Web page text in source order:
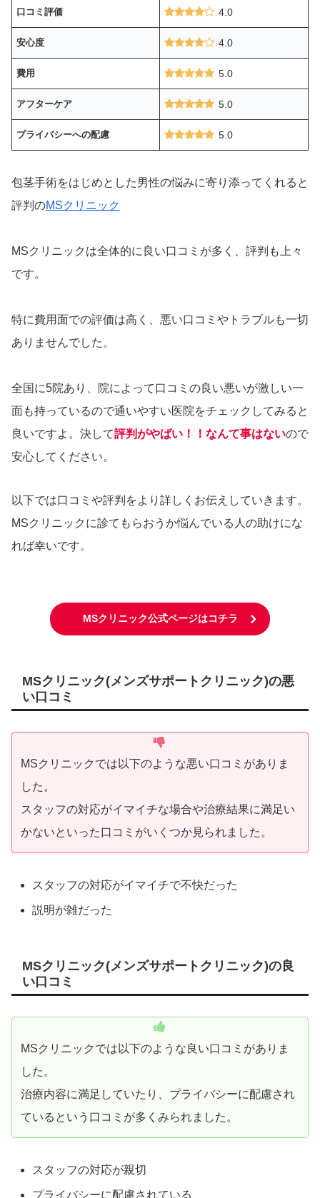
口コミ評価 4.0
安心度 4.0
費用 5.0
アフターケア 5.0
プライバシーへの配慮 5.0
包茎手術をはじめとした男性の悩みに寄り添ってくれると
評判のMSクリニック
MSクリニックは全体的に良い口コミが多く、評判も上々
です。
特に費用面での評価は高く、悪い口コミやトラブルも一切
ありませんでした。
全国に5院あり、院によって口コミの良い悪いが激しい一
面も持っているので通いやすい医院をチェックしてみると
良いですよ。決して評判がやばい！！なんて事はないので
安心してください。
以下では口コミや評判をより詳しくお伝えしていきます。
MSクリニックに診てもらおうか悩んでいる人の助けにな
れば幸いです。
MSクリニック公式ページはコチラ
MSクリニック(メンズサポートクリニック)の悪
い口コミ
MSクリニックでは以下のような悪い口コミがありま
した。
スタッフの対応がイマイチな場合や治療結果に満足い
かないといった口コミがいくつか見られました。
スタッフの対応がイマイチで不快だった
説明が雑だった
MSクリニック(メンズサポートクリニック)の良
い口コミ
MSクリニックでは以下のような良い口コミがありま
した。
治療内容に満足していたり、プライバシーに配慮され
ているという口コミが多くみられました。
スタッフの対応が親切
プライバシーに配慮されている